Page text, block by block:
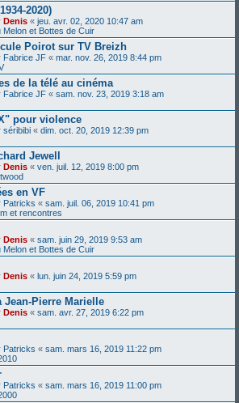
2020)
Denis « jeu. avr. 02, 2020 10:47 am
Melon et Bottes de Cuir
Poirot sur TV Breizh
Fabrice JF « mar. nov. 26, 2019 8:44 pm
de la télé au cinéma
Fabrice JF « sam. nov. 23, 2019 3:18 am
pour violence
séribibi « dim. oct. 20, 2019 12:39 pm
Jewell
Denis « ven. juil. 12, 2019 8:00 pm
en VF
Patricks « sam. juil. 06, 2019 10:41 pm
et rencontres
Denis « sam. juin 29, 2019 9:53 am
Melon et Bottes de Cuir
Denis « lun. juin 24, 2019 5:59 pm
Jean-Pierre Marielle
Denis « sam. avr. 27, 2019 6:22 pm
Patricks « sam. mars 16, 2019 11:22 pm
Patricks « sam. mars 16, 2019 11:00 pm